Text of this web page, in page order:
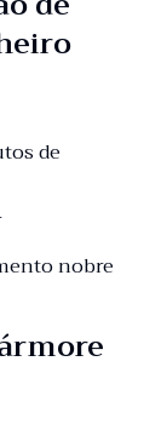
de
nobre